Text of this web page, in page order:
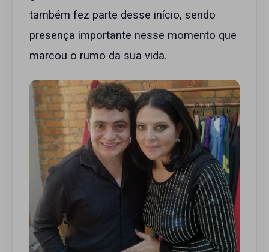
também fez parte desse início, sendo
presença importante nesse momento que
marcou o rumo da sua vida.